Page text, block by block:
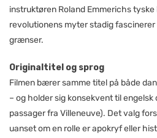
instruktøren Roland Emmerichs
revolutionens myter stadig fascinerer
grænser.
Originaltitel og sprog
Filmen bærer samme titel på både
– og holder sig konsekvent til
passager fra Villeneuve). Det valg
uanset om en rolle er apokryf eller